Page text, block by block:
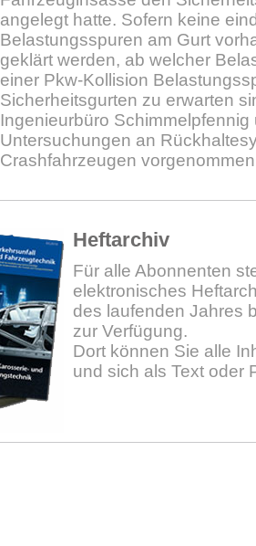
angelegt hatte. Sofern keine
Belastungsspuren am Gurt
geklärt werden, ab welcher
einer Pkw-Kollision
Sicherheitsgurten zu erwarten
Ingenieurbüro Schimmelpfennig
Untersuchungen an
Crashfahrzeugen
Heftarchiv
Für alle Abonnenten
elektronisches
des laufenden Jahres
zur Verfügung.
Dort können Sie alle
und sich als Text oder